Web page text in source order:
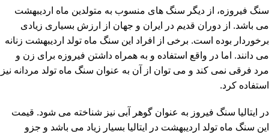
سنگ فیروزه، از دیگر سنگ های منسوب به متولدین ماه اردیبهشت
می باشد. از دوران قدیم در ایران و جهان از ارزش بسیاری زیادی
برخوردار بوده است. برخی از افراد این سنگ ماه تولد اردیبهشت زنانه
می دانند. اما در واقع استفاده و به همراه داشتن فیروزه برای زن و
مرد فرقی نمی کند و می توان از آن به عنوان سنگ ماه تولد مردانه نیز
استفاده کرد.
در ایتالیا سنگ فیروز به عنوان گوهر آبی نیز شناخته می شود. قیمت
این سنگ ماه تولد اردیبهشت در ایتالیا بسیار زیاد می باشد و جزو